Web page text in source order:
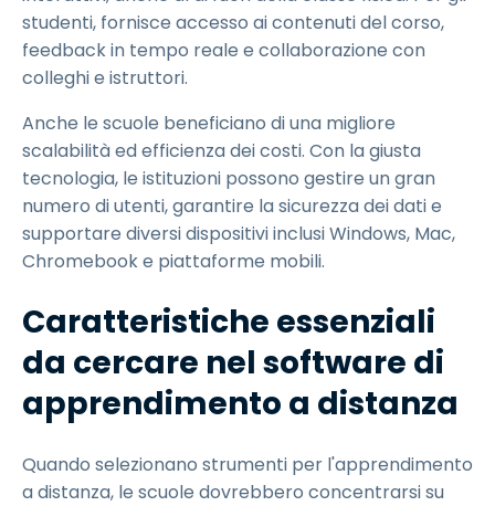
studenti, fornisce accesso ai contenuti del corso,
feedback in tempo reale e collaborazione con
colleghi e istruttori.
Anche le scuole beneficiano di una migliore
scalabilità ed efficienza dei costi. Con la giusta
tecnologia, le istituzioni possono gestire un gran
numero di utenti, garantire la sicurezza dei dati e
supportare diversi dispositivi inclusi Windows, Mac,
Chromebook e piattaforme mobili.
Caratteristiche essenziali
da cercare nel software di
apprendimento a distanza
Quando selezionano strumenti per l'apprendimento
a distanza, le scuole dovrebbero concentrarsi su